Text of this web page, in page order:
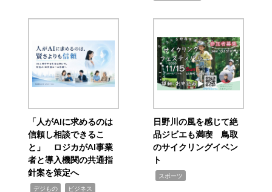
「人がAIに求めるのは
信頼し相談できるこ
と」 ロジカがAI事業
者と導入機関の共通指
針案を策定へ
デジもの ビジネス
日野川の風を感じて絶
品ジビエも満喫 鳥取
のサイクリングイベン
ト
スポーツ